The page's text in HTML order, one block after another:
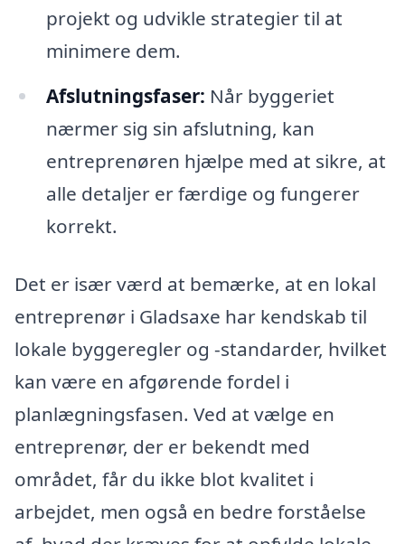
projekt og udvikle strategier til at
minimere dem.
Afslutningsfaser: Når byggeriet
nærmer sig sin afslutning, kan
entreprenøren hjælpe med at sikre, at
alle detaljer er færdige og fungerer
korrekt.
Det er især værd at bemærke, at en lokal
entreprenør i Gladsaxe har kendskab til
lokale byggeregler og -standarder, hvilket
kan være en afgørende fordel i
planlægningsfasen. Ved at vælge en
entreprenør, der er bekendt med
området, får du ikke blot kvalitet i
arbejdet, men også en bedre forståelse